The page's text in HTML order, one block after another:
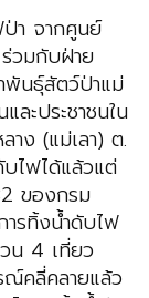
า จากศูนย์
วมกับฝ่าย
พันธุ์สัตว์ป่าแม่
ะประชาชนใน
ง (แม่เลา) ต.
ไฟได้แล้วแต่
ของกรม
รทิ้งน้ำดับไฟ
น 4 เที่ยว
คลี่คลายแล้ว